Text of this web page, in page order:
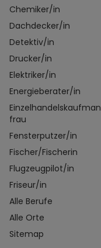
Chemiker/in
Dachdecker/in
Detektiv/in
Drucker/in
Elektriker/in
Energieberater/in
frau
Fensterputzer/in
Fischer/Fischerin
Flugzeugpilot/in
Friseur/in
Alle Berufe
Alle Orte
Sitemap